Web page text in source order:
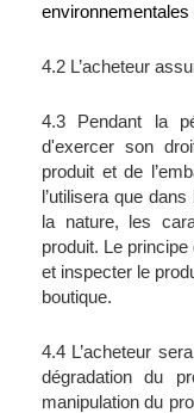
environnementales
4.2 L’acheteur
4.3 Pendant la
d'exercer son
produit et de
l’utilisera que
la nature, les
produit. Le
et inspecter le
boutique.
4.4 L’acheteur
dégradation du
manipulation du